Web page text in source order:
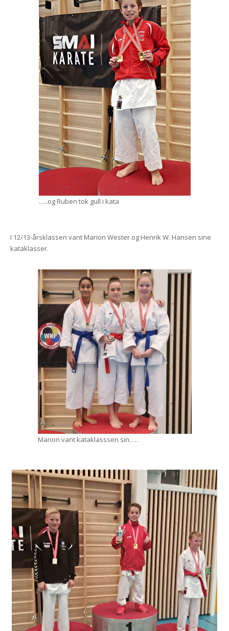
…..og Ruben tok gull i kata
I 12/13-årsklassen vant Marion Wester og Henrik W. Hansen sine
kataklasser.
Marion vant kataklasssen sin…..